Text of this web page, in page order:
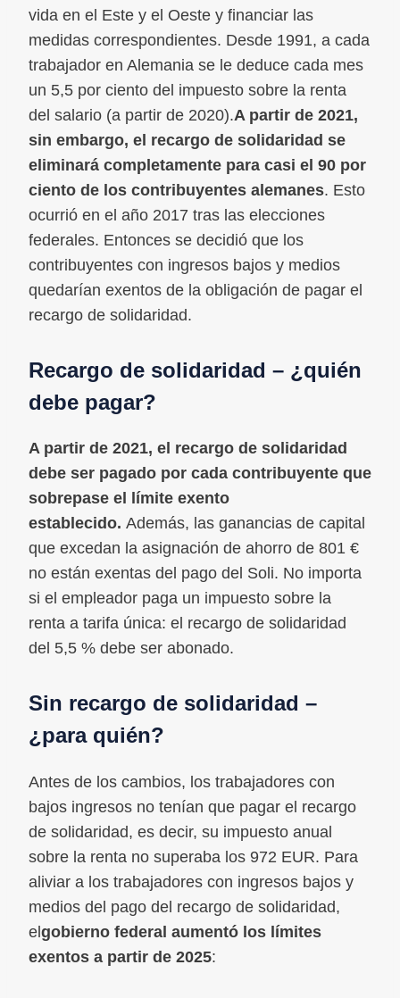
vida en el Este y el Oeste y financiar las
medidas correspondientes. Desde 1991, a cada
trabajador en Alemania se le deduce cada mes
un 5,5 por ciento del impuesto sobre la renta
del salario (a partir de 2020).A partir de 2021,
sin embargo, el recargo de solidaridad se
eliminará completamente para casi el 90 por
ciento de los contribuyentes alemanes. Esto
ocurrió en el año 2017 tras las elecciones
federales. Entonces se decidió que los
contribuyentes con ingresos bajos y medios
quedarían exentos de la obligación de pagar el
recargo de solidaridad.
Recargo de solidaridad – ¿quién
debe pagar?
A partir de 2021, el recargo de solidaridad
debe ser pagado por cada contribuyente que
sobrepase el límite exento
establecido. Además, las ganancias de capital
que excedan la asignación de ahorro de 801 €
no están exentas del pago del Soli. No importa
si el empleador paga un impuesto sobre la
renta a tarifa única: el recargo de solidaridad
del 5,5 % debe ser abonado.
Sin recargo de solidaridad –
¿para quién?
Antes de los cambios, los trabajadores con
bajos ingresos no tenían que pagar el recargo
de solidaridad, es decir, su impuesto anual
sobre la renta no superaba los 972 EUR. Para
aliviar a los trabajadores con ingresos bajos y
medios del pago del recargo de solidaridad,
el gobierno federal aumentó los límites
exentos a partir de 2025: